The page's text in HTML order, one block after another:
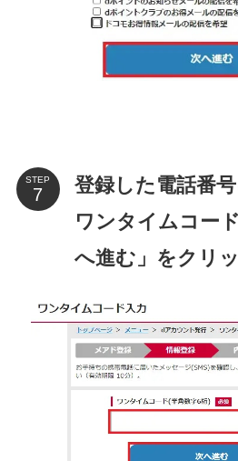
STEP
登録した電話番
ワンタイムコー
へ進む」をクリ